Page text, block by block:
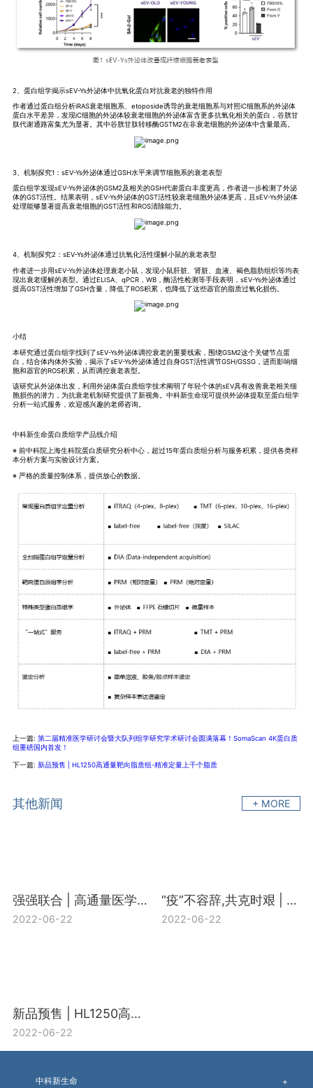
2、蛋白组学揭示sEV-Ys外泌体中抗氧化蛋白对抗衰老的独特作用
作者通过蛋白组分析iRAS衰老细胞系、etoposide诱导的衰老细胞系与对照iC细胞系的外泌体
蛋白水平差异，发现iC细胞的外泌体较衰老细胞的外泌体富含更多抗氧化相关的蛋白，谷胱甘
肽代谢通路富集尤为显著。其中谷胱甘肽转移酶GSTM2在非衰老细胞的外泌体中含量最高。
3、机制探究1：sEV-Ys外泌体通过GSH水平来调节细胞系的衰老表型
蛋白组学发现sEV-Ys外泌体的GSM2及相关的GSH代谢蛋白丰度更高，作者进一步检测了外泌
体的GST活性。结果表明，sEV-Ys外泌体的GST活性较衰老细胞外泌体更高，且sEV-Ys外泌体
处理能够显著提高衰老细胞的GST活性和ROS清除能力。
4、机制探究2：sEV-Ys外泌体通过抗氧化活性缓解小鼠的衰老表型
作者进一步用sEV-Ys外泌体处理衰老小鼠，发现小鼠肝脏、肾脏、血液、褐色脂肪组织等均表
现出衰老缓解的表型。通过ELISA、qPCR，WB，酶活性检测等手段表明，sEV-Ys外泌体通过
提高GST活性增加了GSH含量，降低了ROS积累，也降低了这些器官的脂质过氧化损伤。
小结
本研究通过蛋白组学找到了sEV-Ys外泌体调控衰老的重要线索，围绕GSM2这个关键节点蛋
白，结合体内体外实验，揭示了sEV-Ys外泌体通过自身GST活性调节GSH/GSSG，进而影响细
胞和器官的ROS积累，从而调控衰老表型。
该研究从外泌体出发，利用外泌体蛋白质组学技术阐明了年轻个体的sEV具有改善衰老相关细
胞损伤的潜力，为抗衰老机制研究提供了新视角。中科新生命现可提供外泌体提取至蛋白组学
分析一站式服务，欢迎感兴趣的老师咨询。
中科新生命蛋白质组学产品线介绍
※ 前中科院上海生科院蛋白质研究分析中心，超过15年蛋白质组分析与服务积累，提供各类样
本分析方案与实验设计方案。
※ 严格的质量控制体系，提供放心的数据。
上一篇: 第二届精准医学研讨会暨大队列组学研究学术研讨会圆满落幕！SomaScan 4K蛋白质
组重磅国内首发！
下一篇: 新品预售 | HL1250高通量靶向脂质组-精准定量上千个脂质
其他新闻 + MORE
强强联合 | 高通量医学靶向代谢组H650+宏基因组合促销活动开启
2022-06-22
“疫”不容辞,共克时艰 | 中科新生命“新冠多组学研究支持计划”盛大启动
2022-06-22
新品预售 | HL1250高通量靶向脂质组-精准定量上千个脂质
2022-06-22
中科新生命 +